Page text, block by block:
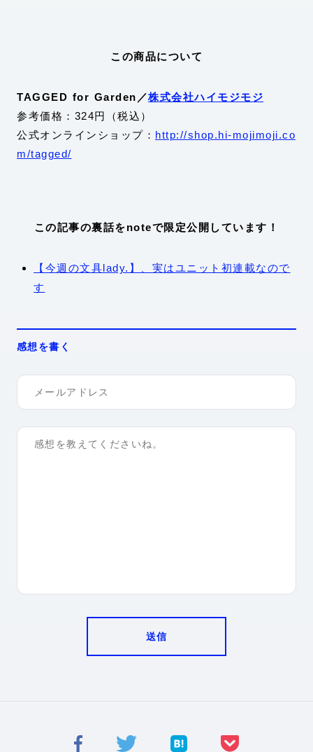
この商品について
TAGGED for Garden／株式会社ハイモジモジ
参考価格：324円（税込）
公式オンラインショップ： http://shop.hi-mojimoji.co
m/tagged/
この記事の裏話をnoteで限定公開しています！
【今週の文具lady.】、実はユニット初連載なので
す
感想を書く
送信